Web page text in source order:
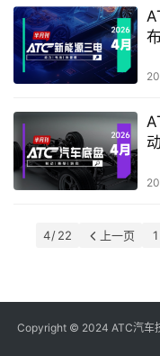
4 / 22 上一页 1
Copyright © 2024 ATC汽车